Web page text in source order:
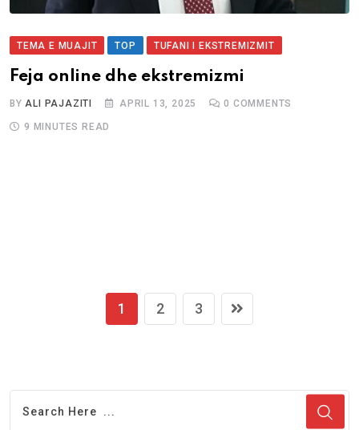
TEMA E MUAJIT TOP TUFANI I EKSTREMIZMIT
Feja online dhe ekstremizmi
BY ALI PAJAZITI APRIL 13, 2025 0 COMMENTS
9 MINUTES READ
1 2 3